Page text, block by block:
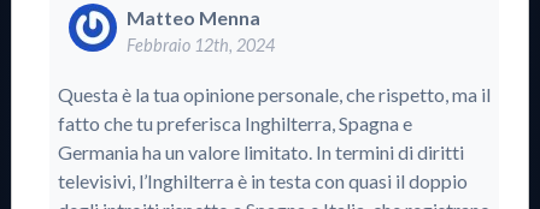
Matteo Menna
Febbraio 12th, 2024
Questa è la tua opinione personale, che rispetto, ma il
fatto che tu preferisca Inghilterra, Spagna e
Germania ha un valore limitato. In termini di diritti
televisivi, l’Inghilterra è in testa con quasi il doppio